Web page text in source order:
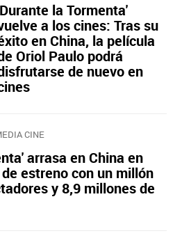
la Tormenta'
a los cines: Tras su
en China, la película
Oriol Paulo podrá
de nuevo en
CINE
arrasa en China en
estreno con un millón
y 8,9 millones de